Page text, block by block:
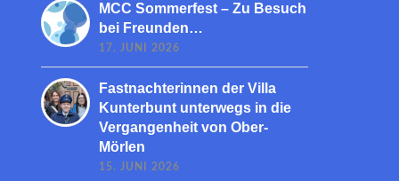
MCC Sommerfest – Zu Besuch
bei Freunden…
17. JUNI 2026
Fastnachterinnen der Villa
Kunterbunt unterwegs in die
Vergangenheit von Ober-
Mörlen
15. JUNI 2026